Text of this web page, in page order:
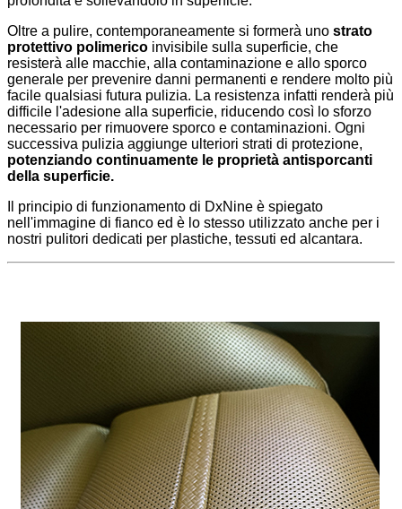
Oltre a pulire, contemporaneamente si formerà uno strato
protettivo polimerico invisibile sulla superficie, che
resisterà alle macchie, alla contaminazione e allo sporco
generale per prevenire danni permanenti e rendere molto più
facile qualsiasi futura pulizia. La resistenza infatti renderà più
difficile l'adesione alla superficie, riducendo così lo sforzo
necessario per rimuovere sporco e contaminazioni. Ogni
successiva pulizia aggiunge ulteriori strati di protezione,
potenziando continuamente le proprietà antisporcanti
della superficie.
Il principio di funzionamento di DxNine è spiegato
nell'immagine di fianco ed è lo stesso utilizzato anche per i
nostri pulitori dedicati per plastiche, tessuti ed alcantara.